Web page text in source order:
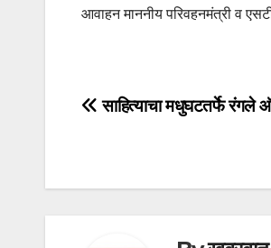
आवाहन माननीय परिवहनमंत्री व
Post
साहित्याचा मधुघटतर्फे रंगले